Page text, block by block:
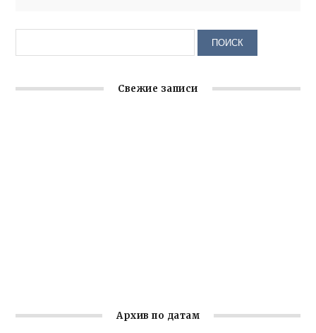
Свежие записи
Архив по датам